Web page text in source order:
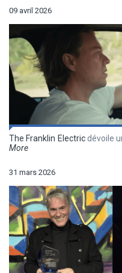
09 avril 2026
The Franklin Electricdévoile
More
31 mars 2026